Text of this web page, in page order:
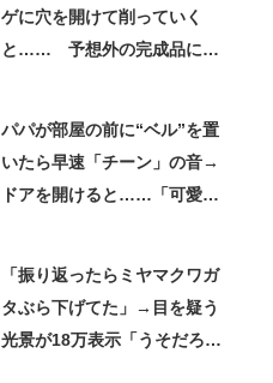
ゲに穴を開けて削っていく
と…… 予想外の完成品に
パパが部屋の前に“ベル”を置
いたら早速「チーン」の音→
ドアを開けると……「可愛す
「振り返ったらミヤマクワガ
タぶら下げてた」→目を疑う
光景が18万表示「うそだろ